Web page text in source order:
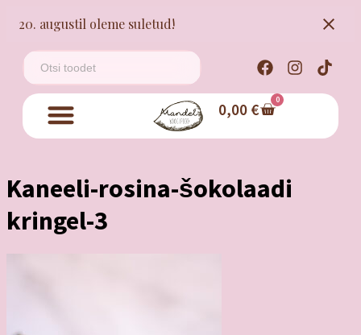
20. augustil oleme suletud!
0,00 € 0
Kaneeli-rosina-šokolaadi
kringel-3